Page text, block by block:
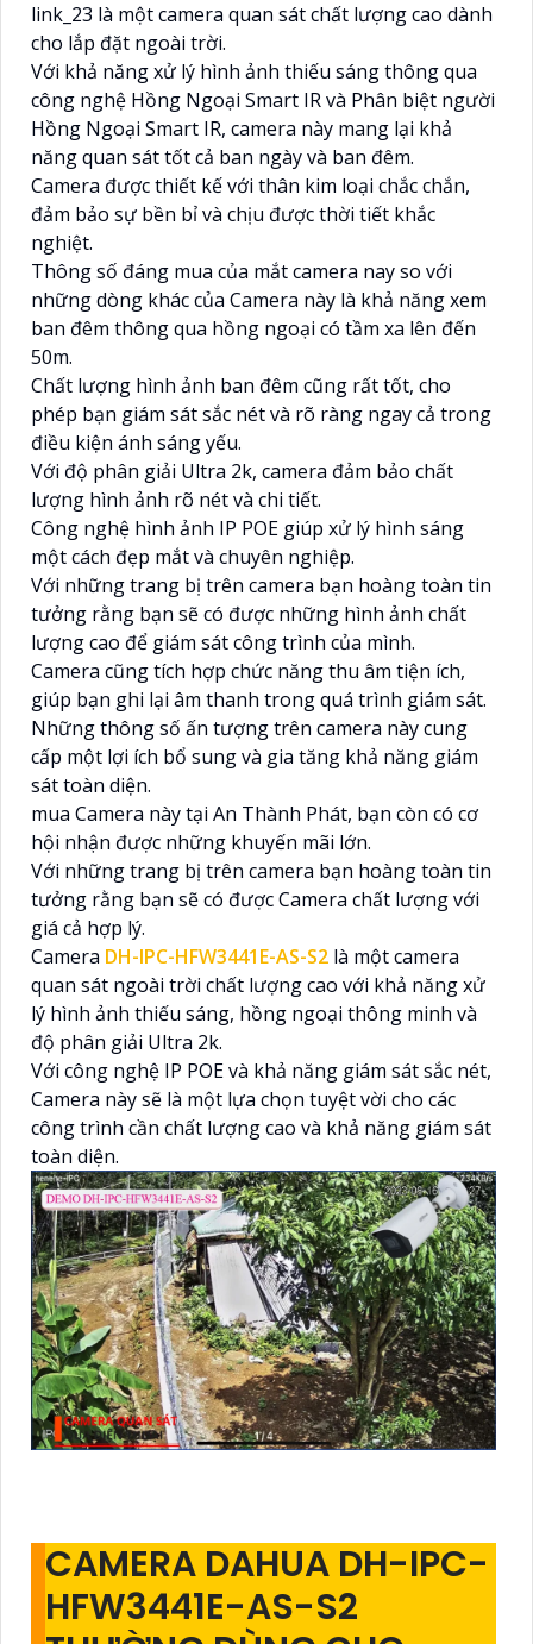
link_23 là một camera quan sát chất lượng cao dành
cho lắp đặt ngoài trời.
Với khả năng xử lý hình ảnh thiếu sáng thông qua
công nghệ Hồng Ngoại Smart IR và Phân biệt người
Hồng Ngoại Smart IR, camera này mang lại khả
năng quan sát tốt cả ban ngày và ban đêm.
Camera được thiết kế với thân kim loại chắc chắn,
đảm bảo sự bền bỉ và chịu được thời tiết khắc
nghiệt.
Thông số đáng mua của mắt camera nay so với
những dòng khác của Camera này là khả năng xem
ban đêm thông qua hồng ngoại có tầm xa lên đến
50m.
Chất lượng hình ảnh ban đêm cũng rất tốt, cho
phép bạn giám sát sắc nét và rõ ràng ngay cả trong
điều kiện ánh sáng yếu.
Với độ phân giải Ultra 2k, camera đảm bảo chất
lượng hình ảnh rõ nét và chi tiết.
Công nghệ hình ảnh IP POE giúp xử lý hình sáng
một cách đẹp mắt và chuyên nghiệp.
Với những trang bị trên camera bạn hoàng toàn tin
tưởng rằng bạn sẽ có được những hình ảnh chất
lượng cao để giám sát công trình của mình.
Camera cũng tích hợp chức năng thu âm tiện ích,
giúp bạn ghi lại âm thanh trong quá trình giám sát.
Những thông số ấn tượng trên camera này cung
cấp một lợi ích bổ sung và gia tăng khả năng giám
sát toàn diện.
mua Camera này tại An Thành Phát, bạn còn có cơ
hội nhận được những khuyến mãi lớn.
Với những trang bị trên camera bạn hoàng toàn tin
tưởng rằng bạn sẽ có được Camera chất lượng với
giá cả hợp lý.
Camera DH-IPC-HFW3441E-AS-S2 là một camera
quan sát ngoài trời chất lượng cao với khả năng xử
lý hình ảnh thiếu sáng, hồng ngoại thông minh và
độ phân giải Ultra 2k.
Với công nghệ IP POE và khả năng giám sát sắc nét,
Camera này sẽ là một lựa chọn tuyệt vời cho các
công trình cần chất lượng cao và khả năng giám sát
toàn diện.
CAMERA DAHUA DH-IPC-
HFW3441E-AS-S2